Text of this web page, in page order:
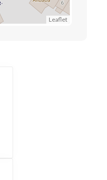
Leaflet